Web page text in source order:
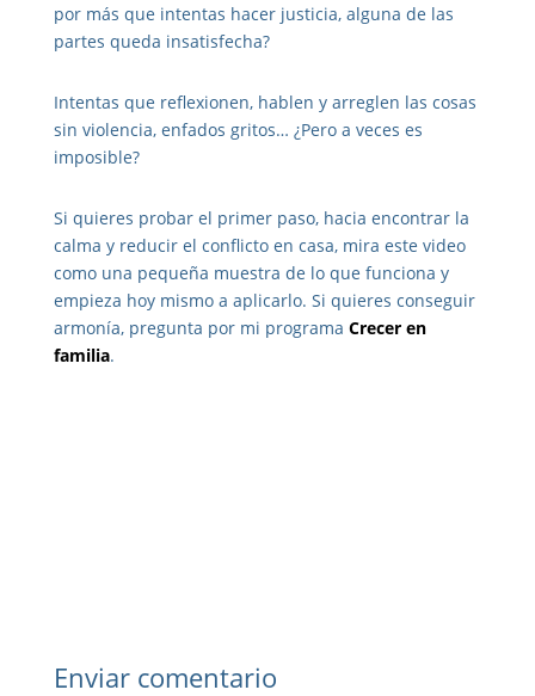
por más que intentas hacer justicia, alguna de las
partes queda insatisfecha?
Intentas que reflexionen, hablen y arreglen las cosas
sin violencia, enfados gritos… ¿Pero a veces es
imposible?
Si quieres probar el primer paso, hacia encontrar la
calma y reducir el conflicto en casa, mira este video
como una pequeña muestra de lo que funciona y
empieza hoy mismo a aplicarlo. Si quieres conseguir
armonía, pregunta por mi programa Crecer en
familia.
Enviar comentario